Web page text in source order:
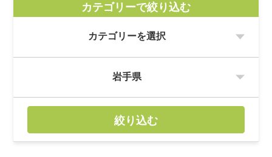
カテゴリーで絞り込む
絞り込む